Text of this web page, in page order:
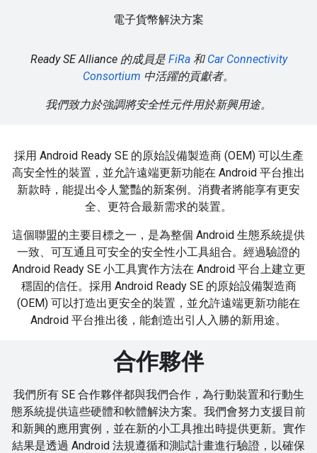
電子貨幣解決方案
Ready SE Alliance 的成員是 FiRa和Car Connectivity
Consortium 中活躍的貢獻者。
我們致力於強調將安全性元件用於新興用途。
採用 Android Ready SE 的原始設備製造商 (OEM) 可以生產
高安全性的裝置，並允許遠端更新功能在 Android 平台推出
新款時，能提出令人驚豔的新案例。消費者將能享有更安
全、更符合最新需求的裝置。
這個聯盟的主要目標之一，是為整個 Android 生態系統提供
一致、可互通且可安全的安全性小工具組合。經過驗證的
Android Ready SE 小工具實作方法在 Android 平台上建立更
穩固的信任。採用 Android Ready SE 的原始設備製造商
(OEM) 可以打造出更安全的裝置，並允許遠端更新功能在
Android 平台推出後，能創造出引人入勝的新用途。
合作夥伴
我們所有 SE 合作夥伴都與我們合作，為行動裝置和行動生
態系統提供這些硬體和軟體解決方案。我們會努力支援目前
和新興的應用實例，並在新的小工具推出時提供更新。實作
結果是透過 Android 法規遵循和測試計畫進行驗證，以確保